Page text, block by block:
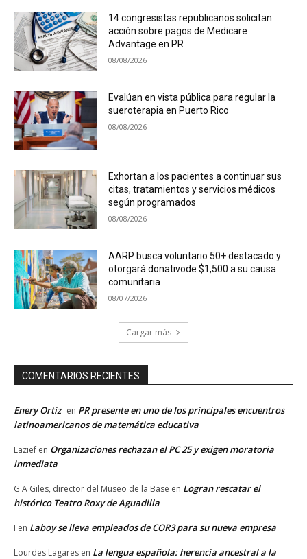
14 congresistas republicanos solicitan
acción sobre pagos de Medicare
Advantage en PR
08/08/2026
Evalúan en vista pública para regular la
sueroterapia en Puerto Rico
08/08/2026
Exhortan a los pacientes a continuar sus
citas, tratamientos y servicios médicos
según programados
08/08/2026
AARP busca voluntario 50+ destacado y
otorgará donativode $1,500 a su causa
comunitaria
08/07/2026
Cargar más
COMENTARIOS RECIENTES
Enery Ortiz en PR presente en uno de los principales encuentros
latinoamericanos de matemática educativa
Lazief en Organizaciones rechazan el PC 25 y exigen moratoria
inmediata
G A Giles, director del Museo de la Base en Logran rescatar el
histórico Teatro Roxy de Aguadilla
I en Laboy se lleva empleados de COR3 para su nueva empresa
Lourdes Lagares en La lengua española: herencia ancestral a la